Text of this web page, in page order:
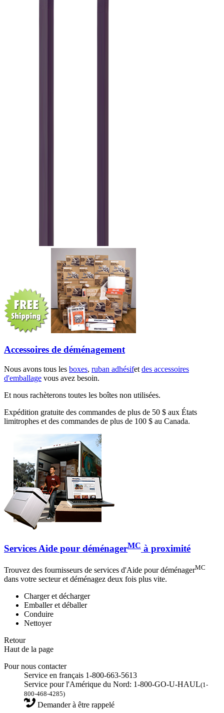
Accessoires de déménagement
Nous avons tous les boxes, ruban adhésifet des accessoires
d'emballage vous avez besoin.
Et nous rachèterons toutes les boîtes non utilisées.
Expédition gratuite des commandes de plus de 50 $ aux États
limitrophes et des commandes de plus de 100 $ au Canada.
Services Aide pour déménagerMC à proximité
Trouvez des fournisseurs de services d'Aide pour déménagerMC
dans votre secteur et déménagez deux fois plus vite.
Charger et décharger
Emballer et déballer
Conduire
Nettoyer
Retour
Haut de la page
Pour nous contacter
Service en français 1-800-663-5613
Service pour l'Amérique du Nord: 1-800-GO-U-HAUL(1-
800-468-4285)
Demander à être rappelé